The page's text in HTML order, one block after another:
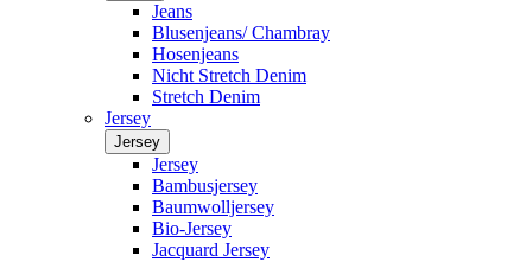
Jeans
Blusenjeans/ Chambray
Hosenjeans
Nicht Stretch Denim
Stretch Denim
Jersey
Jersey
Jersey
Bambusjersey
Baumwolljersey
Bio-Jersey
Jacquard Jersey